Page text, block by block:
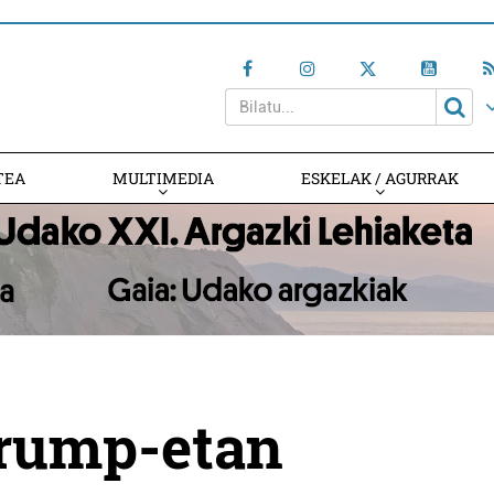
MULTIMEDIA ESKELAK / AGURRAK
etan